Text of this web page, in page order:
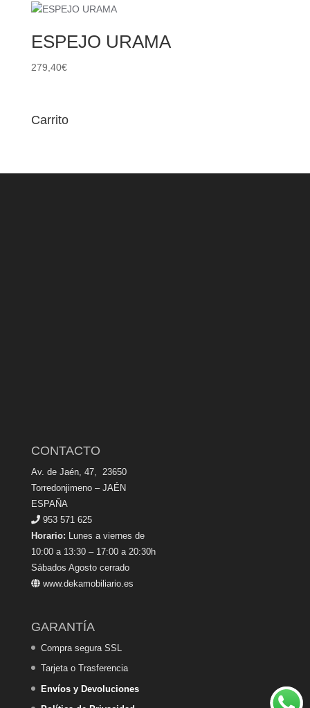
ESPEJO URAMA
279,40€
Carrito
CONTACTO
Av. de Jaén, 47, 23650
Torredonjimeno – JAÉN
ESPAÑA
953 571 625
Horario: Lunes a viernes de
10:00 a 13:30 – 17:00 a 20:30h
Sábados Agosto cerrado
www.dekamobiliario.es
GARANTÍA
Compra segura SSL
Tarjeta o Trasferencia
Envíos y Devoluciones